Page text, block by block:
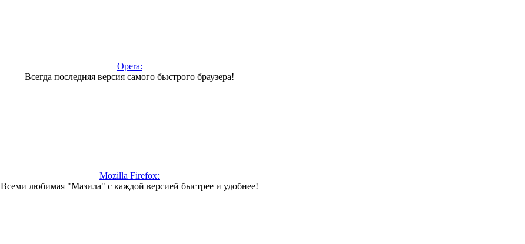
Opera:
Всегда последняя версия самого быстрого браузера!
Mozilla Firefox:
Всеми любимая "Мазила" с каждой версией быстрее и удобнее!